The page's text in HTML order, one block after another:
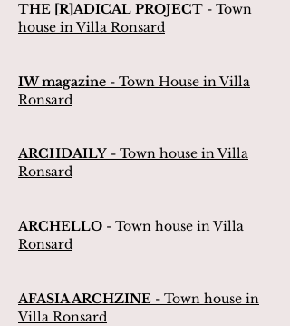
THE [R]ADICAL PROJECT - Town
house in Villa Ronsard
IW magazine - Town House in Villa
Ronsard
ARCHDAILY - Town house in Villa
Ronsard
ARCHELLO - Town house in Villa
Ronsard
AFASIA ARCHZINE - Town house in
Villa Ronsard